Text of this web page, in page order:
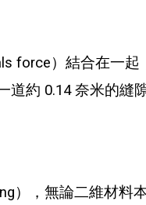
force）結合在一起
約 0.14 奈米的縫
），無論二維材料